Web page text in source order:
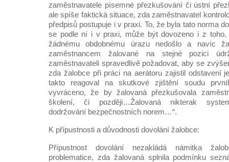
zaměstnavatele písemné přezkušování či ústní
ale spíše faktická situace, zda zaměstnavatel
předpisů postupuje i v praxi. To, že byla tato norma
se podle ní i v praxi, může být dovozeno i z
žádnému obdobnému úrazu nedošlo a navíc
zaměstnancem žalované na stejné pozici
zaměstnavateli spravedlivě požadovat, aby se
zda žalobce při práci na aerátoru zajistil odstavení
takto reagoval na skutkové zjištění soudu
vyvráceno, že by žalovaná přezkušovala
školení, či později…Žalovaná nikterak
dodržování bezpečnostních norem…“.
K přípustnosti a důvodnosti dovolání žalobce:
Přípustnost dovolání nezakládá námitka
problematice, zda žalovaná splnila podmínku